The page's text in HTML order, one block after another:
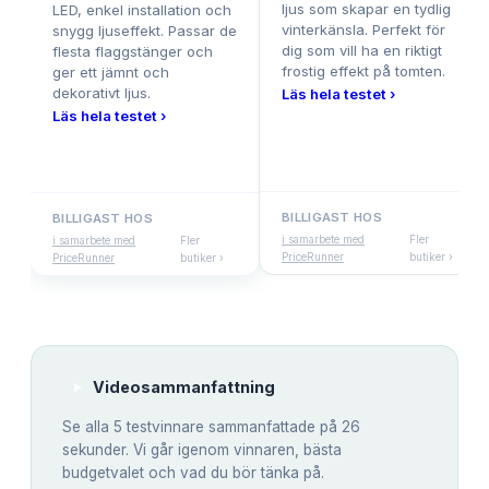
LED, enkel installation och
snygg ljuseffekt. Passar de
flesta flaggstänger och
ger ett jämnt och
dekorativt ljus.
Läs hela testet ›
BILLIGAST HOS
i samarbete med
PriceRunner
Fler
butiker ›
ljus som skapar en tydlig
vinterkänsla. Perfekt för
dig som vill ha en riktigt
frostig effekt på tomten.
Läs hela testet ›
BILLIGAST HOS
i samarbete med
PriceRunner
Fler
butiker ›
Videosammanfattning
Se alla 5 testvinnare sammanfattade på 26
sekunder. Vi går igenom vinnaren, bästa
budgetvalet och vad du bör tänka på.